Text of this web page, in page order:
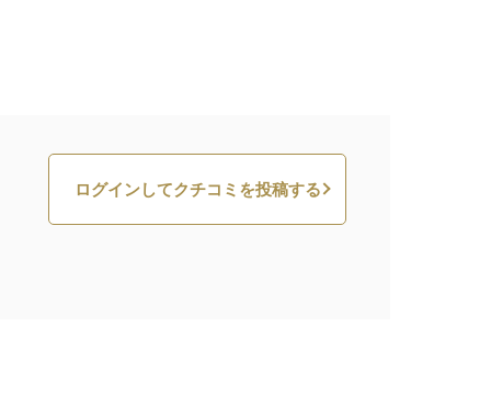
ログインしてクチコミを投稿する